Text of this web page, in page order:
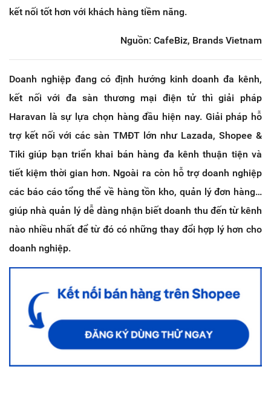
kết nối tốt hơn với khách hàng tiềm năng.
Nguồn: CafeBiz, Brands Vietnam
Doanh nghiệp đang có định hướng kinh doanh đa kênh,
kết nối với đa sàn thương mại điện tử thì giải pháp
Haravan là sự lựa chọn hàng đầu hiện nay. Giải pháp hỗ
trợ kết nối với các sàn TMĐT lớn như Lazada, Shopee &
Tiki giúp bạn triển khai bán hàng đa kênh thuận tiện và
tiết kiệm thời gian hơn. Ngoài ra còn hỗ trợ doanh nghiệp
các báo cáo tổng thể về hàng tồn kho, quản lý đơn hàng…
giúp nhà quản lý dễ dàng nhận biết doanh thu đến từ kênh
nào nhiều nhất để từ đó có những thay đổi hợp lý hơn cho
doanh nghiệp.